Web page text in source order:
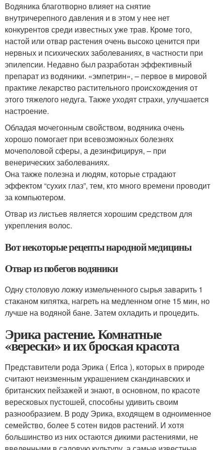
Водяника благотворно влияет на снятие
внутричерепного давления и в этом у нее нет
конкурентов среди известных уже трав. Кроме того,
настой или отвар растения очень высоко ценится при
нервных и психических заболеваниях, в частности при
эпилепсии. Недавно был разработан эффективный
препарат из водяники. «эмпетрин», – первое в мировой
практике лекарство растительного происхождения от
этого тяжелого недуга. Также уходят страхи, улучшается
настроение.
Обладая мочегонным свойством, водяника очень
хорошо помогает при всевозможных болезнях
мочеполовой сферы, а дезинфицируя, – при
венерических заболеваниях.
Она также полезна и людям, которые страдают
эффектом “сухих глаз”, тем, кто много времени проводит
за компьютером.
Отвар из листьев является хорошим средством для
укрепления волос.
Вот некоторые рецепты народной медицины
Отвар из побегов водяники
Одну столовую ложку измельченного сырья заварить 1
стаканом кипятка, нагреть на медленном огне 15 мин, но
лучше на водяной бане. Затем охладить и процедить.
Эрика растение. Комнатные
«верески» и их броская красота
Представители рода Эрика ( Erica ), которых в природе
считают неизменным украшением скандинавских и
британских пейзажей и знают, в основном, по красоте
вересковых пустошей, способны удивить своим
разнообразием. В роду Эрика, входящем в одноименное
семейство, более 5 сотен видов растений. И хотя
большинство из них остаются дикими растениями, не